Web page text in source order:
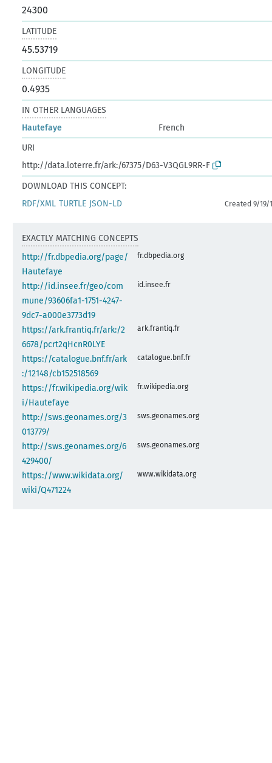
24300
LATITUDE
45.53719
LONGITUDE
0.4935
IN OTHER LANGUAGES
Hautefaye
French
URI
http://data.loterre.fr/ark:/67375/D63-V3QGL9RR-F
DOWNLOAD THIS CONCEPT:
RDF/XML TURTLE JSON-LD Created 9/19/
EXACTLY MATCHING CONCEPTS
http://fr.dbpedia.org/page/
Hautefaye
fr.dbpedia.org
http://id.insee.fr/geo/com
mune/93606fa1-1751-4247-
9dc7-a000e3773d19
id.insee.fr
https://ark.frantiq.fr/ark:/2
6678/pcrt2qHcnR0LYE
ark.frantiq.fr
https://catalogue.bnf.fr/ark
:/12148/cb152518569
catalogue.bnf.fr
https://fr.wikipedia.org/wik
i/Hautefaye
fr.wikipedia.org
http://sws.geonames.org/3
013779/
sws.geonames.org
http://sws.geonames.org/6
429400/
sws.geonames.org
https://www.wikidata.org/
wiki/Q471224
www.wikidata.org